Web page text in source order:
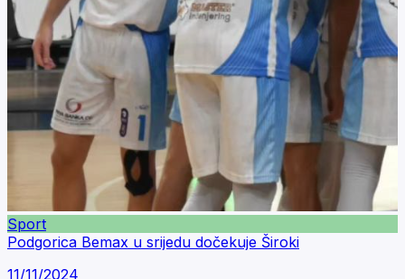
Sport
Podgorica Bemax u srijedu dočekuje Široki
11/11/2024